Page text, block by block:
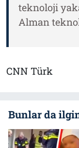
teknoloji
Alman
CNN Türk
Bunlar da